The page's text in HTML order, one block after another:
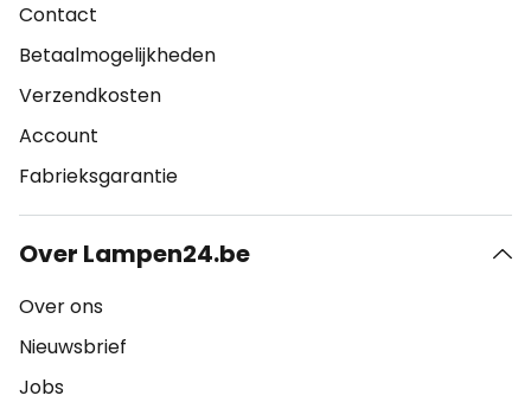
Contact
Betaalmogelijkheden
Verzendkosten
Account
Fabrieksgarantie
Over Lampen24.be
Over ons
Nieuwsbrief
Jobs